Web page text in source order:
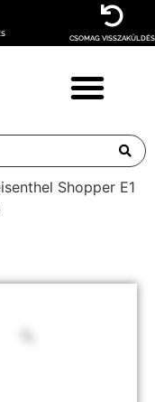
CSOMAG VISSZAKÜLDÉS
Shopper E1